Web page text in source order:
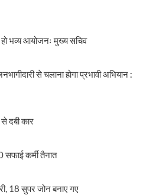
भव्य आयोजनः मुख्य सचिव
से चलाना होगा प्रभावी अभियान :
दबी कार
कर्मी तैनात
18 सुपर जोन बनाए गए